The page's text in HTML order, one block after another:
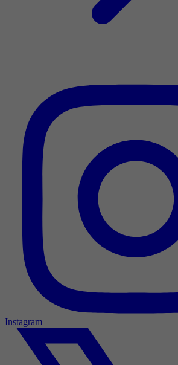
Instagram